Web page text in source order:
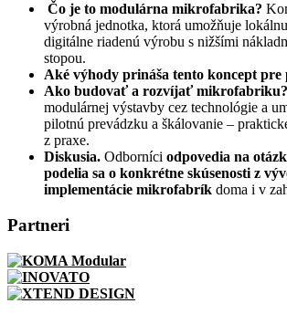
Čo je to modulárna mikrofabrika?
výrobná jednotka, ktorá umožňuje
digitálne riadenú výrobu s nižšími
stopou.
Aké výhody prináša tento koncept pre
Ako budovať a rozvíjať mikrofabriku?
modulárnej výstavby cez technológie a
pilotnú prevádzku a škálovanie –
z praxe.
Diskusia. Odborníci odpovedia na
podelia sa o konkrétne skúsenosti z
implementácie mikrofabrík doma i v
Partneri